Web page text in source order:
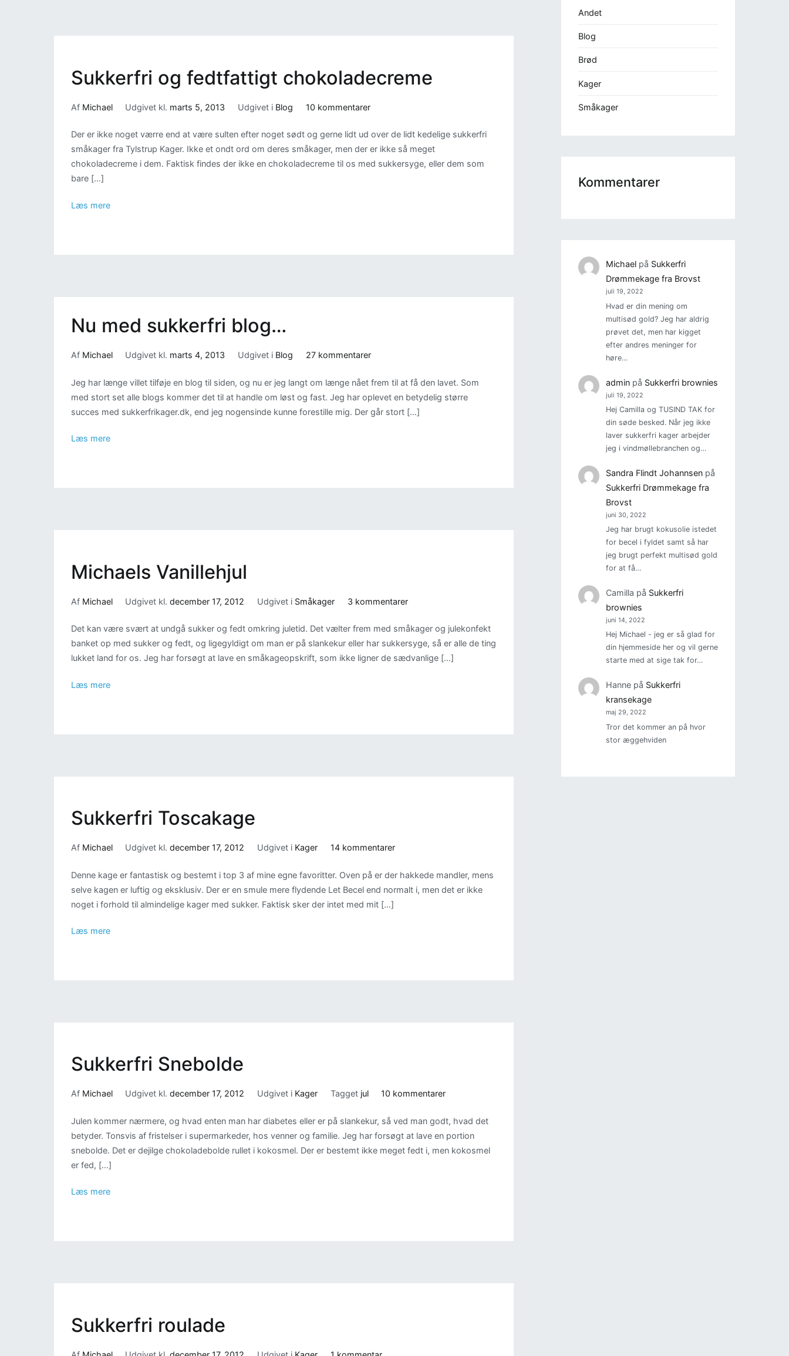
Sukkerfri og fedtfattigt chokoladecreme
Af Michael Udgivet kl. marts 5, 2013 Udgivet i Blog 10 kommentarertil
og
fedtfattigt
chokoladecreme
Der er ikke noget værre end at være sulten efter noget sødt og gerne lidt ud over de lidt kedelige sukkerfri
småkager fra Tylstrup Kager. Ikke et ondt ord om deres småkager, men der er ikke så meget
chokoladecreme i dem. Faktisk findes der ikke en chokoladecreme til os med sukkersyge, eller dem som
bare […]
Læs mere
Nu med sukkerfri blog…
Af Michael Udgivet kl. marts 4, 2013 Udgivet i Blog 27 kommentarertil
med
sukkerfri
blog…
Jeg har længe villet tilføje en blog til siden, og nu er jeg langt om længe nået frem til at få den lavet. Som
med stort set alle blogs kommer det til at handle om løst og fast. Jeg har oplevet en betydelig større
succes med sukkerfrikager.dk, end jeg nogensinde kunne forestille mig. Der går stort […]
Læs mere
Michaels Vanillehjul
Af Michael Udgivet kl.december 17, 2012 Udgivet i Småkager 3 kommentarertil
Vanillehjul
Det kan være svært at undgå sukker og fedt omkring juletid. Det vælter frem med småkager og julekonfekt
banket op med sukker og fedt, og ligegyldigt om man er på slankekur eller har sukkersyge, så er alle de ting
lukket land for os. Jeg har forsøgt at lave en småkageopskrift, som ikke ligner de sædvanlige […]
Læs mere
Sukkerfri Toscakage
Af Michael Udgivet kl.december 17, 2012 Udgivet i Kager 14 kommentarertil
Toscakage
Denne kage er fantastisk og bestemt i top 3 af mine egne favoritter. Oven på er der hakkede mandler, mens
selve kagen er luftig og eksklusiv. Der er en smule mere flydende Let Becel end normalt i, men det er ikke
noget i forhold til almindelige kager med sukker. Faktisk sker der intet med mit […]
Læs mere
Sukkerfri Snebolde
Af Michael Udgivet kl.december 17, 2012 Udgivet i Kager Tagget jul 10 kommentarertil
Snebolde
Julen kommer nærmere, og hvad enten man har diabetes eller er på slankekur, så ved man godt, hvad det
betyder. Tonsvis af fristelser i supermarkeder, hos venner og familie. Jeg har forsøgt at lave en portion
snebolde. Det er dejilge chokoladebolde rullet i kokosmel. Der er bestemt ikke meget fedt i, men kokosmel
er fed, […]
Læs mere
Sukkerfri roulade
til
Andet
Blog
Brød
Kager
Småkager
Kommentarer
Michaelpå Sukkerfri
Drømmekage fra Brovst
juli 19, 2022
Hvad er din mening om
multisød gold? Jeg har aldrig
prøvet det, men har kigget
efter andres meninger for
høre…
adminpå Sukkerfri brownies
juli 19, 2022
Hej Camilla og TUSIND TAK for
din søde besked. Når jeg ikke
laver sukkerfri kager arbejder
jeg i vindmøllebranchen og…
Sandra Flindt Johannsenpå
Sukkerfri Drømmekage fra
Brovst
juni 30, 2022
Jeg har brugt kokusolie istedet
for becel i fyldet samt så har
jeg brugt perfekt multisød gold
for at få…
Camilla på Sukkerfri
brownies
juni 14, 2022
Hej Michael - jeg er så glad for
din hjemmeside her og vil gerne
starte med at sige tak for…
Hannepå Sukkerfri
kransekage
maj 29, 2022
Tror det kommer an på hvor
stor æggehviden